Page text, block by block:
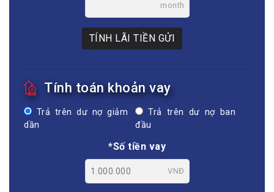
month
TÍNH LÃI TIỀN GỬI
Tính toán khoản vay
Trả trên dư nợ giảm
dần
Trả trên dư nợ ban
đầu
*Số tiền vay
VNĐ